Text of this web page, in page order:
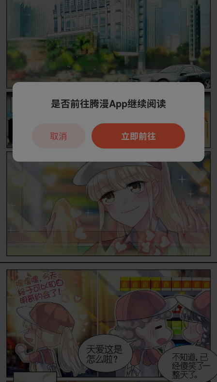
是否前往腾漫App继续阅读
立即前往
取消